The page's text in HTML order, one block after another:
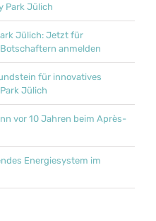
Park Jülich
Jülich: Jetzt für
anmelden
für innovatives
Jülich
vor 10 Jahren beim Après-
Energiesystem im